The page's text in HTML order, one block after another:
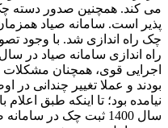
می کند. همچنین صدور دسته
پذیر است. سامانه صیاد همزمان
چک راه اندازی شد. با وجود
اجرایی قوی، همچنان مشکلات
بودند و عملا تغییر چندانی در
نیامده بود؛ تا اینکه طبق
سال 1400 ثبت چک در